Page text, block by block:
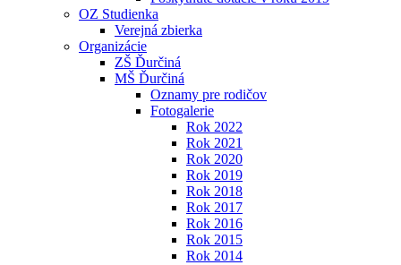
OZ Studienka
Verejná zbierka
Organizácie
ZŠ Ďurčiná
MŠ Ďurčiná
Oznamy pre rodičov
Fotogalerie
Rok 2022
Rok 2021
Rok 2020
Rok 2019
Rok 2018
Rok 2017
Rok 2016
Rok 2015
Rok 2014